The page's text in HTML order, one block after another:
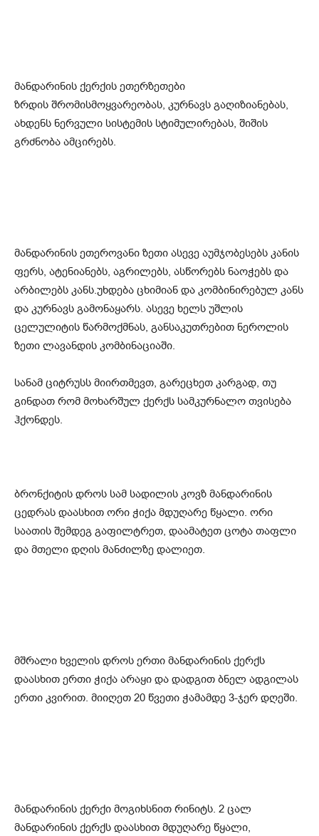
მანდარინის ქერქის ეთერზეთები
ზრდის შრომისმოყვარეობას, კურნავს გაღიზიანებას,
ახდენს ნერვული სისტემის სტიმულირებას, შიშის
გრძნობა ამცირებს.
მანდარინის ეთეროვანი ზეთი ასევე აუმჯობესებს კანის
ფერს, ატენიანებს, აგრილებს, ასწორებს ნაოჭებს და
არბილებს კანს.უხდება ცხიმიან და კომბინირებულ კანს
და კურნავს გამონაყარს. ასევე ხელს უშლის
ცელულიტის წარმოქმნას, განსაკუთრებით ნეროლის
ზეთი ლავანდის კომბინაციაში.
სანამ ციტრუსს მიირთმევთ, გარეცხეთ კარგად, თუ
გინდათ რომ მოხარშულ ქერქს სამკურნალო თვისება
ჰქონდეს.
ბრონქიტის დროს სამ სადილის კოვზ მანდარინის
ცედრას დაასხით ორი ჭიქა მდუღარე წყალი. ორი
საათის შემდეგ გაფილტრეთ, დაამატეთ ცოტა თაფლი
და მთელი დღის მანძილზე დალიეთ.
მშრალი ხველის დროს ერთი მანდარინის ქერქს
დაასხით ერთი ჭიქა არაყი და დადგით ბნელ ადგილას
ერთი კვირით. მიიღეთ 20 წვეთი ჭამამდე 3-ჯერ დღეში.
მანდარინის ქერქი მოგიხსნით რინიტს. 2 ცალ
მანდარინის ქერქს დაასხით მდუღარე წყალი,